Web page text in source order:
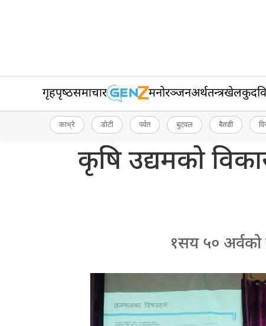
गृहपृष्‍ठसमाचार मनोरञ्जनअर्थतन्त्रखेलकुद
काभ्रे डोटी पर्वत बुटवल बैतडी
कृषि उद्यमको
१सय ५० अर्वको